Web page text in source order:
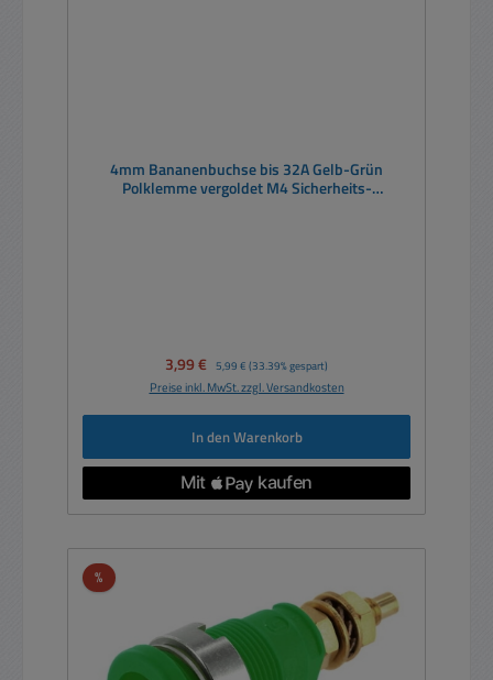
4mm Bananenbuchse bis 32A Gelb-Grün
Polklemme vergoldet M4 Sicherheits-
Laborbuchse SEB2600G
Verkaufspreis:
3,99 € Regulärer Preis:
5,99 € (33.39% gespart)
Preise inkl. MwSt. zzgl. Versandkosten
In den Warenkorb
%Rabatt